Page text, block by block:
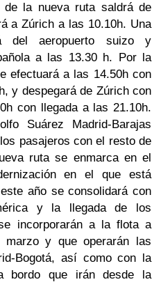
de la nueva ruta saldrá de
a Zúrich a las 10.10h. Una
del aeropuerto suizo y
a las 13.30 h. Por la
efectuará a las 14.50h con
y despegará de Zúrich con
con llegada a las 21.10h.
Suárez Madrid-Barajas
pasajeros con el resto de
ruta se enmarca en el
en el que está
año se consolidará con
y la llegada de los
incorporarán a la flota a
y que operarán las
Bogotá, así como con la
bordo que irán desde la